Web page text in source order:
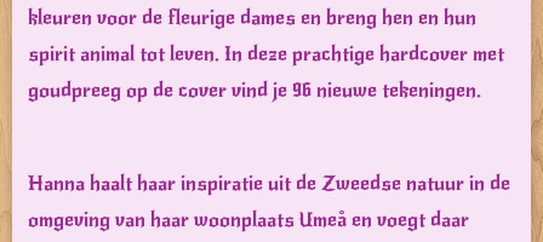
kleuren voor de fleurige dames en breng hen en hun
spirit animal tot leven. In deze prachtige hardcover met
goudpreeg op de cover vind je 96 nieuwe tekeningen.
Hanna haalt haar inspiratie uit de Zweedse natuur in de
omgeving van haar woonplaats Umeå en voegt daar